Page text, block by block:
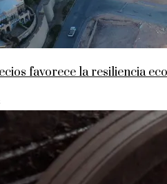
favorece la resiliencia